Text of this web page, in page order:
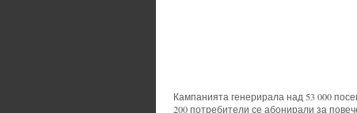
Кампанията генерирала над 53 000
200 потребители се абонирали за